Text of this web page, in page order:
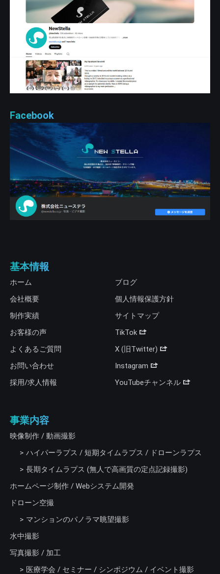
Facebook
基本情報
ホーム
会社概要
制作実績
お客様の声
よくあるご質問
お問い合わせ
採用/求人情報
ブログ
個人情報保護方針
サイトマップ
TikTok
X (旧Twitter)
Instagram
YouTubeチャンネル
事業内容
映像制作 / 動画撮影
ハイパーラプス / 短期タイムラプス / ドローンラプス
長期タイムラプス (無人で高画質の定点記録撮影)
ホームページ制作 / Webシステム開発
ドローン空撮
マンションのパノラマ眺望撮影
水中撮影
写真撮影 / 加工
医療学会 / セミナー / シンポジウム / イベント撮影